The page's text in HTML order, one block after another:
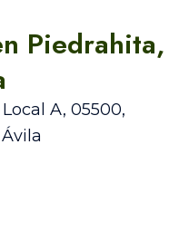
Piedrahita,
A, 05500,